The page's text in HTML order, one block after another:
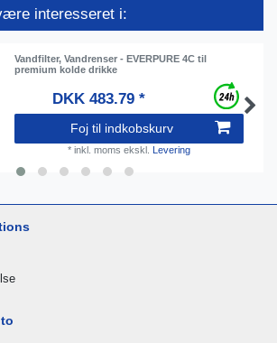
interesseret i:
Vandfilter, Vandrenser - EVERPURE 4C til
premium kolde drikke
DKK 483.79 *
Foj til indkobskurv
* inkl. moms ekskl. Levering